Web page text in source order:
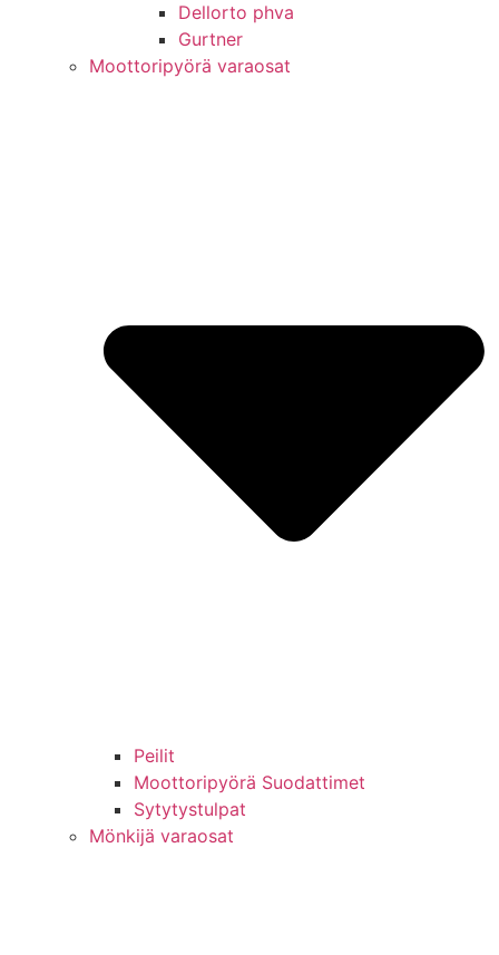
Dellorto phva
Gurtner
Moottoripyörä varaosat
Peilit
Moottoripyörä Suodattimet
Sytytystulpat
Mönkijä varaosat